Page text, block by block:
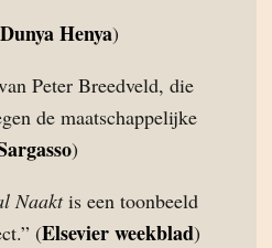
Dunya Henya)
Peter Breedveld, die
de maatschappelijke
)
Naaktis een toonbeeld
(Elsevier weekblad)